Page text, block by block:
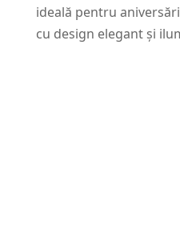
ideală pentru
cu design elegant și